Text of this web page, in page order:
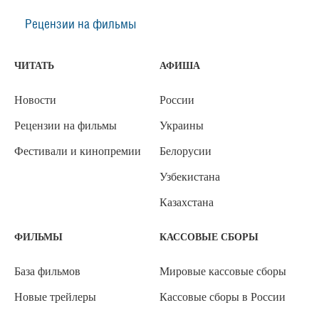
Рецензии на фильмы
ЧИТАТЬ
Новости
Рецензии на фильмы
Фестивали и кинопремии
АФИША
России
Украины
Белорусии
Узбекистана
Казахстана
ФИЛЬМЫ
База фильмов
Новые трейлеры
КАССОВЫЕ СБОРЫ
Мировые кассовые сборы
Кассовые сборы в России